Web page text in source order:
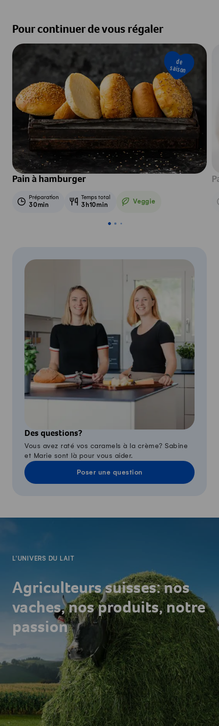
Pour continuer de vous régaler
de
saison
Pain à hamburger
Préparation
30min
Temps total
3h10min Veggie
Veggie
Des questions?
Vous avez raté vos caramels à la crème? Sabine
et Marie sont là pour vous aider.
Poser une question
L'UNIVERS DU LAIT
Agriculteurs suisses: nos
vaches, nos produits, notre
passion